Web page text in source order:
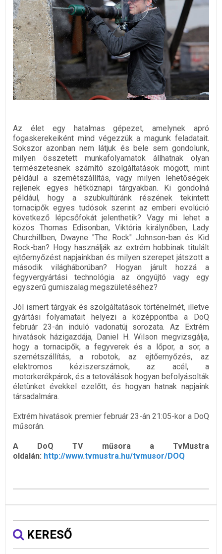
Az élet egy hatalmas gépezet, amelynek apró
fogaskerekeiként mind végezzük a magunk feladatait.
Sokszor azonban nem látjuk és bele sem gondolunk,
milyen összetett munkafolyamatok állhatnak olyan
természetesnek számító szolgáltatások mögött, mint
például a szemétszállítás, vagy milyen lehetőségek
rejlenek egyes hétköznapi tárgyakban. Ki gondolná
például, hogy a szubkultúránk részének tekintett
tornacipők egyes tudósok szerint az emberi evolúció
következő lépcsőfokát jelenthetik? Vagy mi lehet a
közös Thomas Edisonban, Viktória királynőben, Lady
Churchillben, Dwayne "The Rock" Johnson-ban és Kid
Rock-ban? Hogy használják az extrém hobbinak titulált
ejtőernyőzést napjainkban és milyen szerepet játszott a
második világháborúban? Hogyan járult hozzá a
fegyvergyártási technológia az öngyújtó vagy egy
egyszerű gumiszalag megszületéséhez?
Jól ismert tárgyak és szolgáltatások történelmét, illetve
gyártási folyamatait helyezi a középpontba a DoQ
február 23-án induló vadonatúj sorozata. Az Extrém
hivatások házigazdája, Daniel H. Wilson megvizsgálja,
hogy a tornacipők, a fegyverek és a lőpor, a sör, a
szemétszállítás, a robotok, az ejtőernyőzés, az
elektromos kéziszerszámok, az acél, a
motorkerékpárok, és a tetoválások hogyan befolyásolták
életünket évekkel ezelőtt, és hogyan hatnak napjaink
társadalmára.
Extrém hivatások premier február 23-án 21:05-kor a DoQ
műsorán.
A DoQ TV műsora a TvMustra
oldalán: http://www.tvmustra.hu/tvmusor/DOQ
KERESŐ